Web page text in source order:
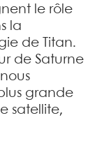
le rôle
la
de Titan.
de Saturne
grande
satellite,